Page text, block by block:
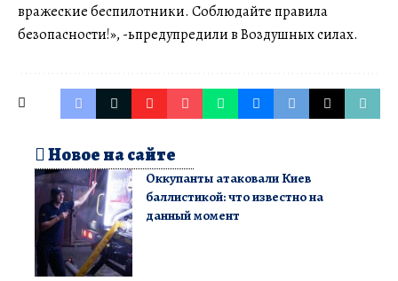
вражеские беспилотники. Соблюдайте правила
безопасности!», -ьпредупредили в Воздушных силах.
Новое на сайте
Оккупанты атаковали Киев
баллистикой: что известно на
данный момент